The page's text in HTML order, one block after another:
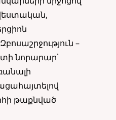
–
նորարար՝
թաքնված